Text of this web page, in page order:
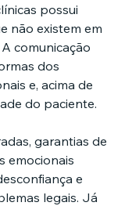
possui
não existem em
comunicação
dos
e, acima de
do paciente.
garantias de
emocionais
e
legais. Já